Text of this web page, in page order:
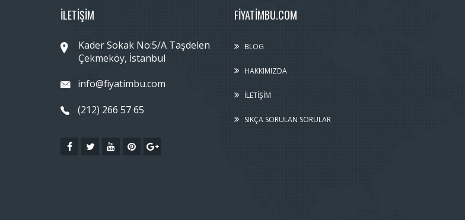
İLETİŞİM
Kader Sokak No:5/A Taşdelen
Çekmeköy, İstanbul
info@fiyatimbu.com
(212) 266 57 65
FIYATIMBU.COM
BLOG
HAKKIMIZDA
İLETIŞIM
SIKÇA SORULAN SORULAR